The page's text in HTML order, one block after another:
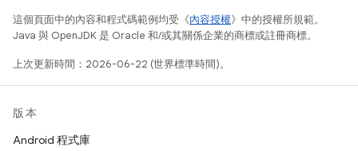
這個頁面中的內容和程式碼範例均受《內容授權》中的授權所規範。
Java 與 OpenJDK 是 Oracle 和/或其關係企業的商標或註冊商標。
上次更新時間：2026-06-22 (世界標準時間)。
版本
Android 程式庫